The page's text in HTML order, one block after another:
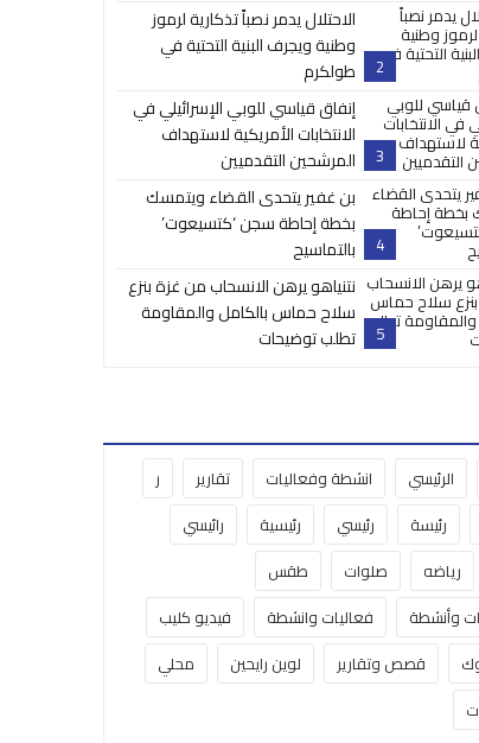
2
الاحتلال يدمر نصباً تذكارية لرموز
وطنية ويجرف البنية التحتية في
طولكرم
3
إنفاق قياسي للوبي الإسرائيلي في
الانتخابات الأمريكية لاستهداف
المرشحين التقدميين
4
بن غفير يتحدى القضاء ويتمسك
بخطة إحاطة سجن ‘كتسيعوت’
بالتماسيح
5
نتنياهو يرهن الانسحاب من غزة بنزع
سلاح حماس بالكامل والمقاومة
تطلب توضيحات
الرئيسي انشطة وفعاليات تقارير
ر
رئيسة رئيسي رئيسية
رائيسي
رياضه صلوات
طقس
وأنشطة
فعاليات وانشطة
فيديو كليب
قصص وتقارير لوين رايحين
محلي